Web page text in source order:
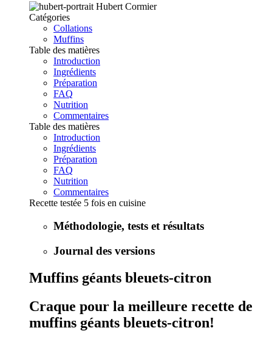
Hubert Cormier
Catégories
Collations
Muffins
Table des matières
Introduction
Ingrédients
Préparation
FAQ
Nutrition
Commentaires
Table des matières
Introduction
Ingrédients
Préparation
FAQ
Nutrition
Commentaires
Recette testée 5 fois en cuisine
Méthodologie, tests et résultats
Journal des versions
Muffins géants bleuets-citron
Craque pour la meilleure recette de
muffins géants bleuets-citron!